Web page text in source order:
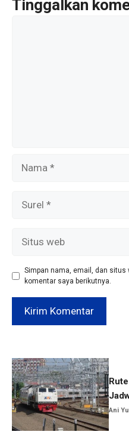
k
Tinggalkan
Simpan nama, email, dan situs
komentar saya berikutnya.
Ani